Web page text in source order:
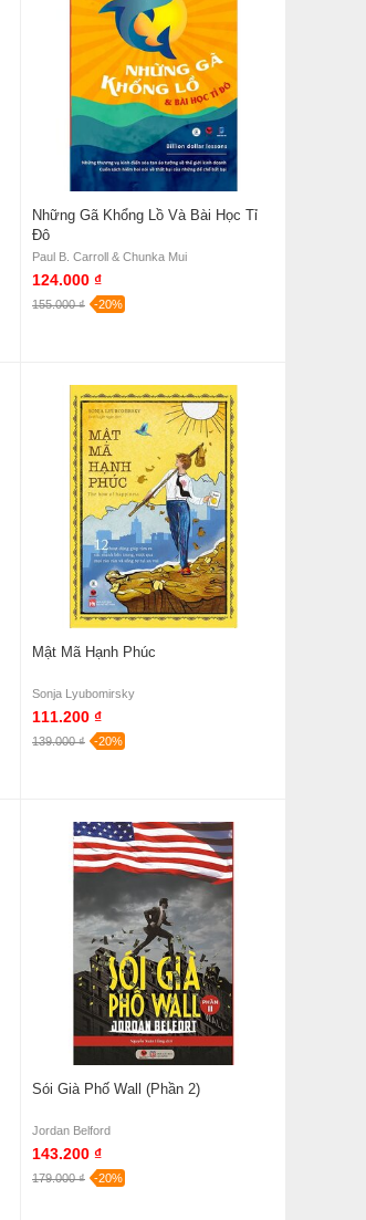
Những Gã Khổng Lồ Và Bài Học Tỉ
Đô
Paul B. Carroll & Chunka Mui
124.000 ₫
155.000 ₫ -20%
Mật Mã Hạnh Phúc
Sonja Lyubomirsky
111.200 ₫
139.000 ₫ -20%
Sói Già Phố Wall (Phần 2)
Jordan Belford
143.200 ₫
179.000 ₫ -20%